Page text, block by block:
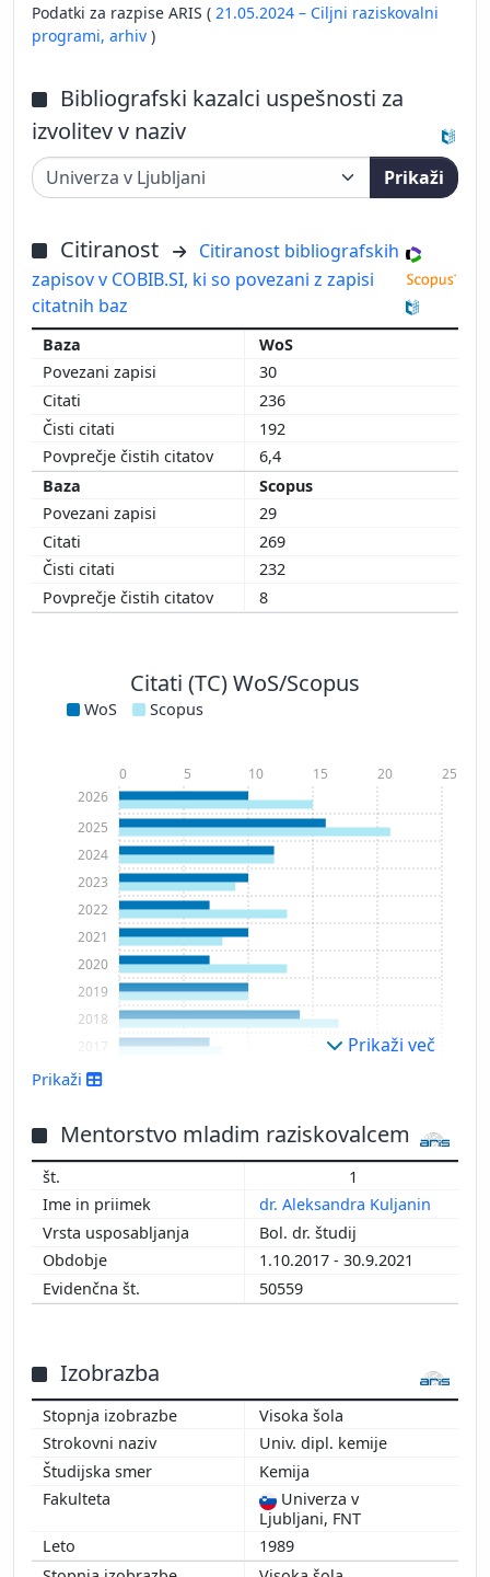
Podatki za razpise ARIS ( 21.05.2024 – Ciljni raziskovalni
programi, arhiv )
Bibliografski kazalci uspešnosti za
izvolitev v naziv
Prikaži
Citiranost
Citiranost bibliografskih
zapisov v COBIB.SI, ki so povezani z zapisi
citatnih baz
WoS
30
236
192
6,4
Scopus
29
269
232
8
Citati (TC) WoS/Scopus
WoS Scopus
1998
2000
2001
2003
2004
2005
2008
2009
2010
2011
2014
2016
2017
2018
2019
2020
2021
2022
2023
2024
2025
2026
0 5 10 15 20 25
Prikaži več
Prikaži
Mentorstvo mladim raziskovalcem
1
dr. Aleksandra Kuljanin
Bol. dr. študij
1.10.2017 - 30.9.2021
50559
Izobrazba
Visoka šola
Univ. dipl. kemije
Kemija
Univerza v
Ljubljani, FNT
1989